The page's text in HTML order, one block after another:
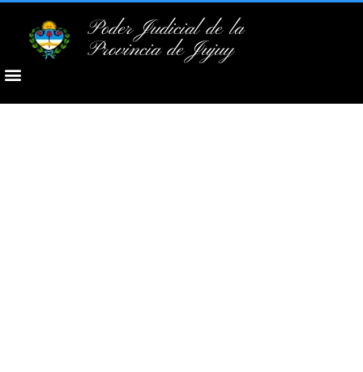
Poder Judicial de la
Provincia de Jujuy